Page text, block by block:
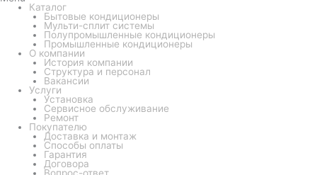
Каталог
Бытовые кондиционеры
Мульти-сплит системы
Полупромышленные кондиционеры
Промышленные кондиционеры
О компании
История компании
Структура и персонал
Вакансии
Услуги
Установка
Сервисное обслуживание
Ремонт
Покупателю
Доставка и монтаж
Способы оплаты
Гарантия
Договора
Вопрос-ответ